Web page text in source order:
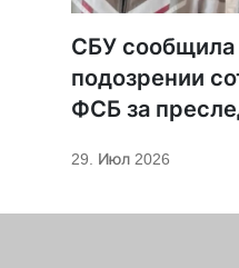
СБУ сообщила
подозрении
ФСБ за
29. Июл 2026